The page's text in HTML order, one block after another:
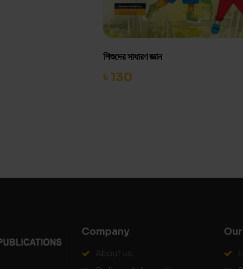
শিশুদের সাধারণ জ্ঞান
৳ 130
Company
About us